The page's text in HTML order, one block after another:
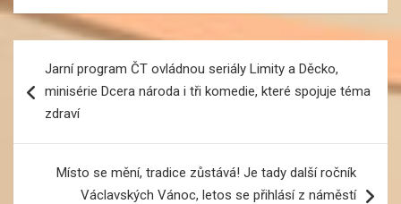
pro
příspěvek
Jarní program ČT ovládnou seriály Limity a Děcko,
minisérie Dcera národa i tři komedie, které spojuje téma
zdraví
Místo se mění, tradice zůstává! Je tady další ročník
Václavských Vánoc, letos se přihlásí z náměstí